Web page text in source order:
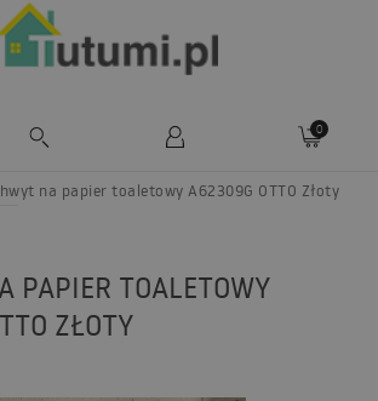
0
na papier toaletowy A62309G OTTO Złoty
PAPIER TOALETOWY
ZŁOTY